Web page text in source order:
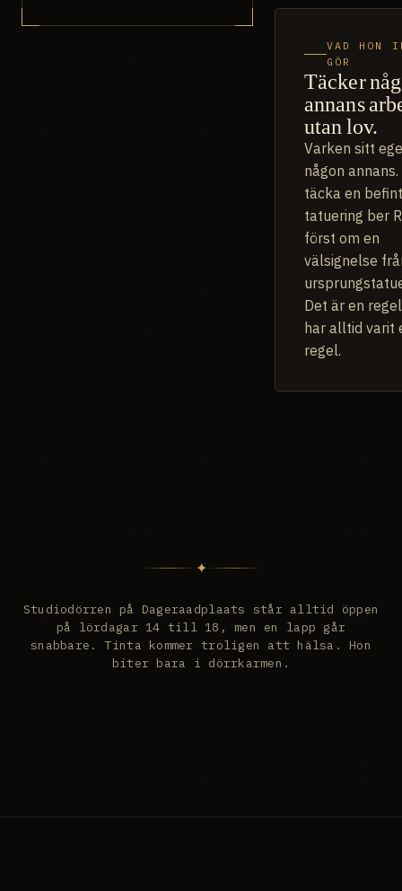
VAD HON
GÖR
Täcker
annans
utan lov.
Varken sitt
någon
täcka en
tatuering ber
först om en
välsignelse
Det är en
har alltid varit
regel.
✦
Studiodörren på Dageraadplaats står alltid öppen
på lördagar 14 till 18, men en lapp går
snabbare. Tinta kommer troligen att hälsa. Hon
biter bara i dörrkarmen.